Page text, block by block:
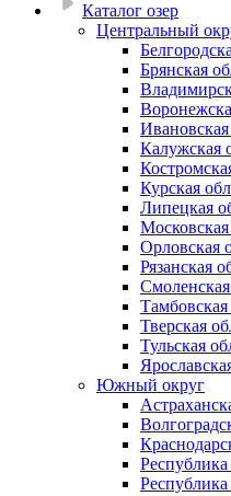
Каталог озер
Центральный
Брянская
Ивановская
Калужская
Курская
Липецкая
Московская
Орловская
Рязанская
Смоленская
Тамбовская
Тверская
Тульская
Южный округ